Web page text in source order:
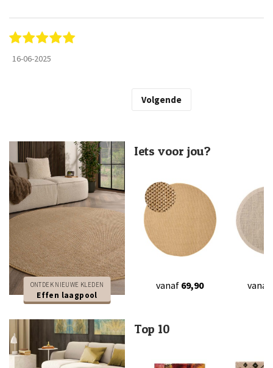
16-06-2025
Volgende
ONTDEK NIEUWE KLEDEN
Effen laagpool
Iets voor jou?
vanaf 69,90 vanaf
Top 10